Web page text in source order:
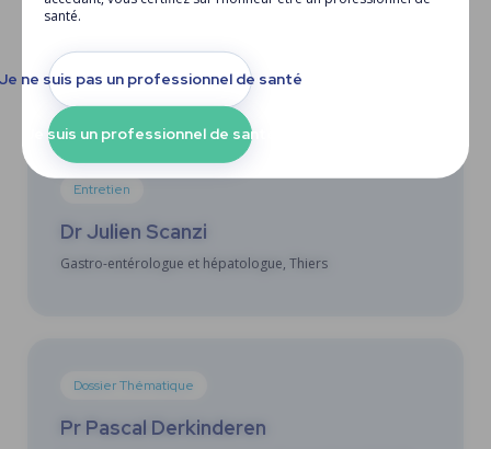
Guillaume Fond
Psychiatre, AP-HM, chercheur à l'université d'Aix-Marseille,
faculté de médecine Timone, EA 3279 : CEReSS.
Entretien
Dr Julien Scanzi
Gastro-entérologue et hépatologue, Thiers
Dossier Thématique
Pr Pascal Derkinderen
santé.
ne suis pas un professionnel de santé
Je suis un professionnel de santé